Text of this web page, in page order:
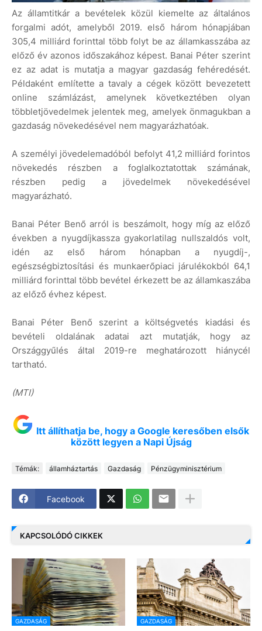
Az államtitkár a bevételek közül kiemelte az általános
forgalmi adót, amelyből 2019. első három hónapjában
305,4 milliárd forinttal több folyt be az államkasszába az
előző év azonos időszakához képest. Banai Péter szerint
ez az adat is mutatja a magyar gazdaság fehéredését.
Példaként említette a tavaly a cégek között bevezetett
online számlázást, amelynek következtében olyan
többletjövedelmek jelentek meg, amelyek önmagukban a
gazdaság növekedésével nem magyarázhatóak.
A személyi jövedelemadóból befolyt 41,2 milliárd forintos
növekedés részben a foglalkoztatottak számának,
részben pedig a jövedelmek növekedésével
magyarázható.
Banai Péter Benő arról is beszámolt, hogy míg az előző
években a nyugdíjkassza gyakorlatilag nullszaldós volt,
idén az első három hónapban a nyugdíj-,
egészségbiztosítási és munkaerőpiaci járulékokból 64,1
milliárd forinttal több bevétel érkezett be az államkaszába
az előző évhez képest.
Banai Péter Benő szerint a költségvetés kiadási és
bevételi oldalának adatai azt mutatják, hogy az
Országgyűlés által 2019-re meghatározott hiánycél
tartható.
(MTI)
Itt állíthatja be, hogy a Google keresőben elsők
között legyen a Napi Újság
Témák: államháztartás Gazdaság Pénzügyminisztérium
Facebook
KAPCSOLÓDÓ CIKKEK
GAZDASÁG GAZDASÁG